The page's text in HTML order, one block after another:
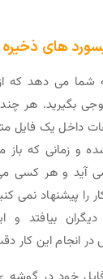
های
شما می دهد که
بگیرید. هر چند
داخل یک فایل
و زمانی که
آید و هر کسی می
را پیشنهاد نمی
بیافتد و
انجام این کار